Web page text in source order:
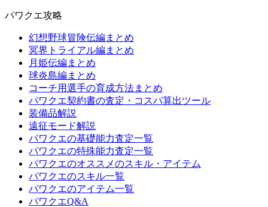
パワクエ攻略
幻想野球冒険伝編まとめ
冥界トライアル編まとめ
月姫伝編まとめ
球炎島編まとめ
コーチ用選手の育成方法まとめ
パワクエ契約書の査定・コスパ算出ツール
装備品解説
遠征モード解説
パワクエの基礎能力査定一覧
パワクエの特殊能力査定一覧
パワクエのオススメのスキル・アイテム
パワクエのスキル一覧
パワクエのアイテム一覧
パワクエQ&A